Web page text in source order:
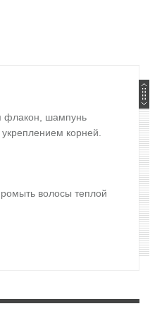
флакон, шампунь
корней.
волосы теплой